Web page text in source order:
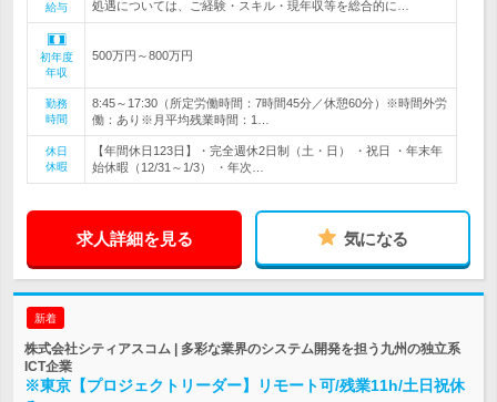
給与
処遇については、ご経験・スキル・現年収等を総合的に…
初年度
年収
500万円～800万円
勤務
時間
8:45～17:30（所定労働時間：7時間45分／休憩60分）※時間外労
働：あり※月平均残業時間：1…
休日
休暇
【年間休日123日】・完全週休2日制（土・日） ・祝日 ・年末年
始休暇（12/31～1/3） ・年次…
求人詳細を見る 気になる
新着
株式会社シティアスコム | 多彩な業界のシステム開発を担う九州の独立系
ICT企業
※東京【プロジェクトリーダー】リモート可/残業11h/土日祝休